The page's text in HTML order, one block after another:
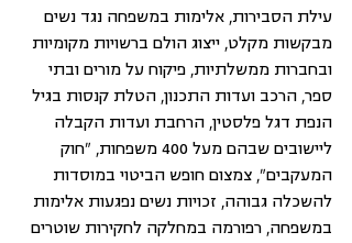
עילת הסבירות, אלימות במשפחה נגד נשים
מבקשות מקלט, ייצוג הולם ברשויות מקומיות
ובחברות ממשלתיות, פיקוח על מורים ובתי
ספר, הרכב ועדות התכנון, הטלת קנסות בגיל
הנפת דגל פלסטין, הרחבת ועדות הקבלה
ליישובים שבהם מעל 400 משפחות, "חוק
המעקבים", צמצום חופש הביטוי במוסדות
להשכלה גבוהה, זכויות נשים נפגעות אלימות
במשפחה, רפורמה במחלקה לחקירות שוטרים